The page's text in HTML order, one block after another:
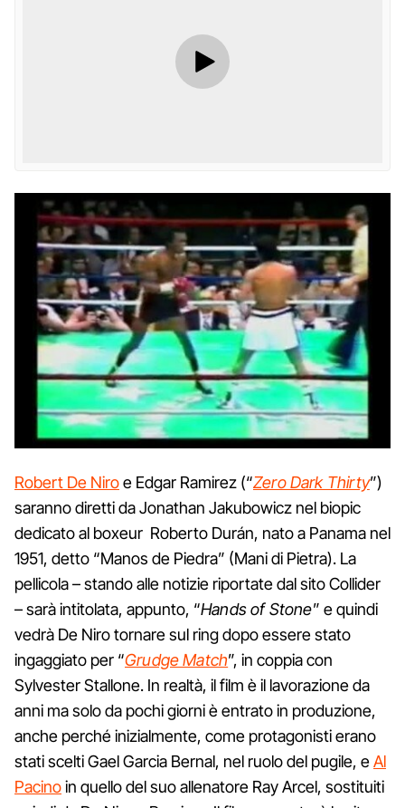
Robert De Niroe Edgar Ramirez (“Zero Dark Thirty”)
saranno diretti da Jonathan Jakubowicz nel biopic
dedicato al boxeur Roberto Durán, nato a Panama nel
1951, detto “Manos de Piedra” (Mani di Pietra). La
pellicola – stando alle notizie riportate dal sito Collider
– sarà intitolata, appunto, “Hands of Stone” e quindi
vedrà De Niro tornare sul ring dopo essere stato
ingaggiato per “Grudge Match”, in coppia con
Sylvester Stallone. In realtà, il film è il lavorazione da
anni ma solo da pochi giorni è entrato in produzione,
anche perché inizialmente, come protagonisti erano
stati scelti Gael Garcia Bernal, nel ruolo del pugile, eAl
Pacinoin quello del suo allenatore Ray Arcel, sostituiti